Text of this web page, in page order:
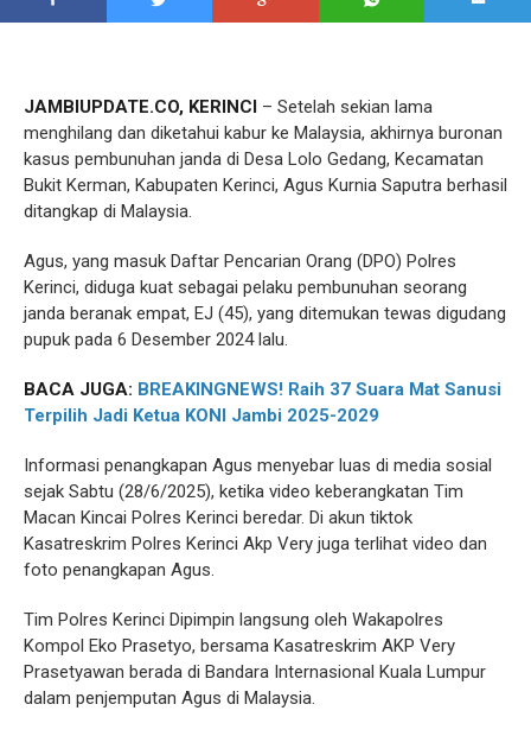
JAMBIUPDATE.CO, KERINCI – Setelah sekian lama
menghilang dan diketahui kabur ke Malaysia, akhirnya buronan
kasus pembunuhan janda di Desa Lolo Gedang, Kecamatan
Bukit Kerman, Kabupaten Kerinci, Agus Kurnia Saputra berhasil
ditangkap di Malaysia.
Agus, yang masuk Daftar Pencarian Orang (DPO) Polres
Kerinci, diduga kuat sebagai pelaku pembunuhan seorang
janda beranak empat, EJ (45), yang ditemukan tewas digudang
pupuk pada 6 Desember 2024 lalu.
BACA JUGA: BREAKINGNEWS! Raih 37 Suara Mat Sanusi
Terpilih Jadi Ketua KONI Jambi 2025-2029
Informasi penangkapan Agus menyebar luas di media sosial
sejak Sabtu (28/6/2025), ketika video keberangkatan Tim
Macan Kincai Polres Kerinci beredar. Di akun tiktok
Kasatreskrim Polres Kerinci Akp Very juga terlihat video dan
foto penangkapan Agus.
Tim Polres Kerinci Dipimpin langsung oleh Wakapolres
Kompol Eko Prasetyo, bersama Kasatreskrim AKP Very
Prasetyawan berada di Bandara Internasional Kuala Lumpur
dalam penjemputan Agus di Malaysia.